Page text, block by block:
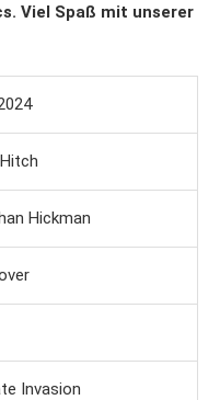
Viel Spaß mit unserer
Hickman
Invasion